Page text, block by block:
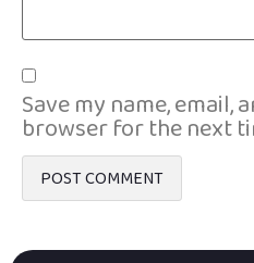
Save my name, email,
browser for the next